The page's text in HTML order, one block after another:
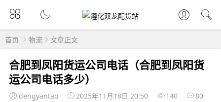
首页 物流 文章正文
合肥到凤阳货运公司电话（合肥到凤阳货
运公司电话多少）
dengyantao 2025年11月18日 20:50 140 80